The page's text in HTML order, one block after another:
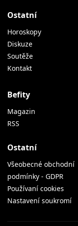
Ostatní
Horoskopy
Diskuze
Soutěže
Kontakt
Befity
Magazin
RSS
Ostatní
Všeobecné obchodní
podmínky - GDPR
Používaní cookies
Nastavení soukromí